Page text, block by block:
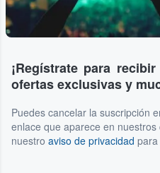
¡Regístrate para
ofertas exclusivas y
Puedes cancelar la suscripción
enlace que aparece en
nuestro aviso de privacidad